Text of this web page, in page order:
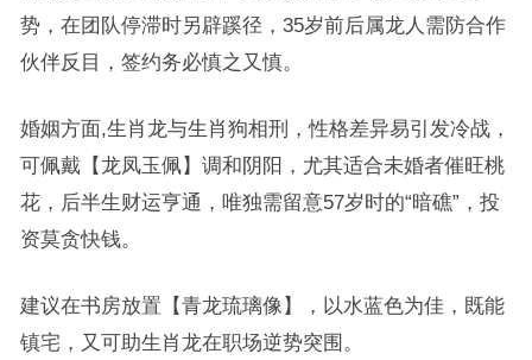
势，在团队停滞时另辟蹊径，35岁前后属龙人需防合作
伙伴反目，签约务必慎之又慎。
婚姻方面,生肖龙与生肖狗相刑，性格差异易引发冷战，
可佩戴【龙凤玉佩】调和阴阳，尤其适合未婚者催旺桃
花，后半生财运亨通，唯独需留意57岁时的“暗礁”，投
资莫贪快钱。
建议在书房放置【青龙琉璃像】，以水蓝色为佳，既能
镇宅，又可助生肖龙在职场逆势突围。